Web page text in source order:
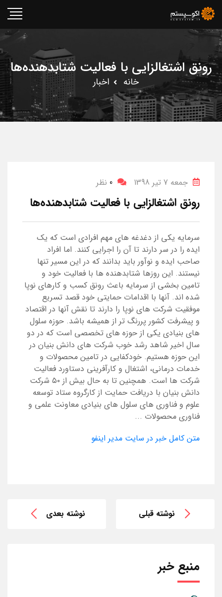
رونق اشتغالزایی با فعالیت شتابدهنده‌ها
خانه اخبار
جمعه 7 تیر 1398 0 نظر
رونق اشتغالزایی با فعالیت شتابدهنده‌ها
سرمایه یکی از دغدغه های مهم افرادی است که یک
ایده را در سر دارند تا آن را اجرایی کنند. اما افراد
صاحب ایده و نوآور باید بدانند که در این مسیر تنها
نیستند. این روزها شتابدهنده ها با فعالیت خود و
تامین بخشی از سرمایه باعث رونق کسب و کارهای نوپا
شده اند. آنها با اقدامات حمایتی خود قصد تسریع
موفقیت شرکت های نوپا را دارند تا نقش آنها در اقتصاد
و پیشرفت کشور پررنگ تر از همیشه باشد. حوزه سلول
های بنیادی یکی از حوزه های تخصصی است که در دو
سال اخیر شاهد رشد خوب شرکت های دانش بنیان در
این حوزه هستیم. خودکفایی در تامین محصولات و
خدمات درمانی، اشتغال و کارآفرینی دستاورد فعالیت
شرکت ها است. همچنین تا به حال بیش از ۵۰ شرکت
دانش بنیان با دریافت حمایت از کارگروه ستاد توسعه
علوم و فناوری های سلول های بنیادی معاونت علمی و
فناوری محصولات ...
متن کامل خبر در سایت مدیر اینفو
نوشته قبلی نوشته بعدی
منبع خبر